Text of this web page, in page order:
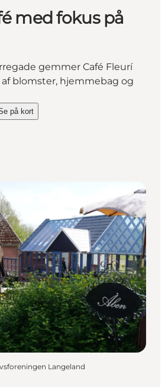
med fokus på
gemmer Café Fleurí
blomster, hjemmebag og
café med fokus på økologi"
på kort
Fleurí - café med fokus på økologi on_map
Langeland